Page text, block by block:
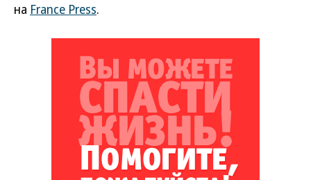
на France Press.